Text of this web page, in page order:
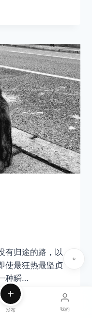
有归途的路，以
使最狂热最坚贞
种瞬…
发布 我的